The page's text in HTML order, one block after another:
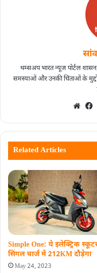
थम्सअप भारत न्यूज पोर्टल
समस्याओं और उनकी चिंताओं के मुद्दों
Related Articles
Simple One: ये इलेक्ट्रिक
सिंगल चार्ज में 212KM दौड़ेगा
May 24, 2023